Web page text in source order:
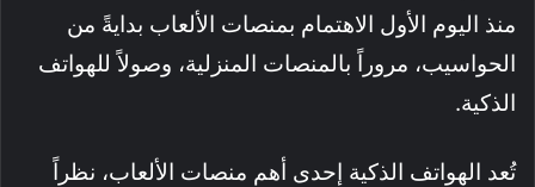
منذ اليوم الأول الاهتمام بمنصات الألعاب بدايةً من
الحواسيب، مروراً بالمنصات المنزلية، وصولاً للهواتف
الذكية.
تُعد الهواتف الذكية إحدى أهم منصات الألعاب، نظراً